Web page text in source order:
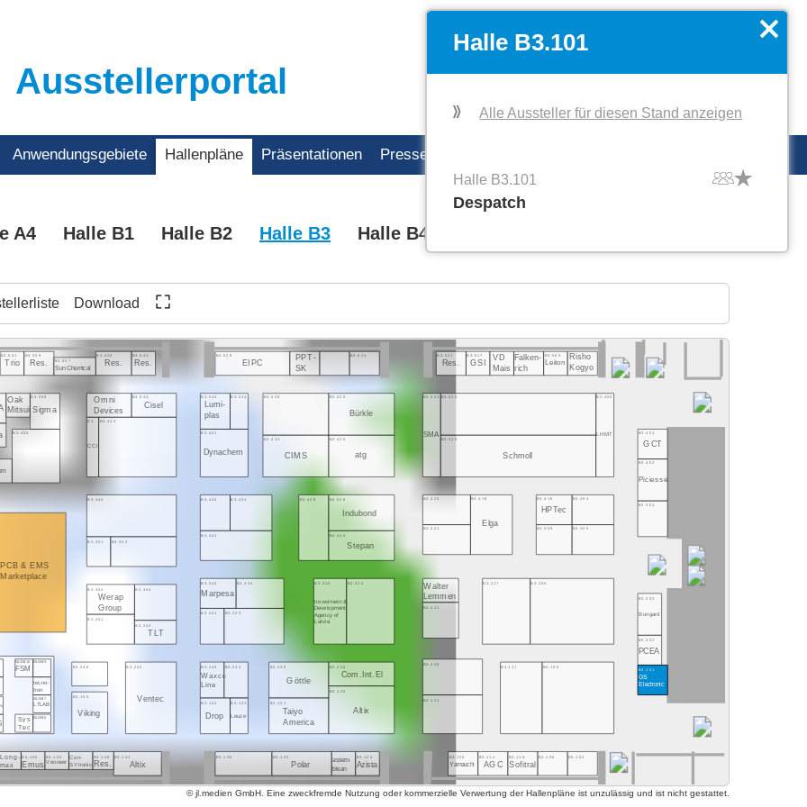
Ausstellerportal
Anwendungsgebiete Hallenpläne Präsentationen Presse
A4 Halle B1 Halle B2 Halle B3 Halle B4
Download
B3.142
Altix
B3.136 B3.132
Polar
assem-
blean
B3.124
Azista
B3.120
Yamauchi
B3.114
AGC
B3.110
Sofitral
B3.106 B3.102
Long-
max
B3.156
Emus
B3.150
Veoneer
Con-
SYtronic
B3.146
Res.
B3.155
Viking
B3.242
Ventec B3.141
Drop
B3.133
Leuze
B3.131
Taiyo
America
B3.135
Altix
B3.121
B3.117 B3.105
Sys
Tec
B3.250/6
B3.250/7
LTLAB
B3.240
Waxco
Line
B3.234 B3.230
Göttle
B3.101
GS
Electronic
B3.220
tecno-
tron
B3.246 B3.226
Com.Int.El
B3.250/10
FSM
B3.250/9
B3.202
PCEA
B3.251
B3.243
TLT
B3.241 B3.233
B3.228
Investment &
Development
Agency of
Latvia
B3.324 B3.217 B3.205
B3.221
B3.203
Bungard
PCB & EMS
Marketplace
B3.344
B3.350
Werap
Group
B3.340
Marpesa
B3.334 Walter
Lemmen
B3.351 B3.343
B3.341
B3.428
B3.424
Stepan
B3.321
B3.418
Elga B3.309 B3.305
B3.444
B3.301
B3.440 B3.434 B3.526
Indubond
B3.420 B3.416
HPTec
B3.404
B3.402
Piciesse
B3.455
B3..
CCI
B3.443
B3.441
Dynachem
B3.433
CIMS
B3.425
atg
B3.421
SMA
B3.415
Schmoll
B3.405
LHMT B3.401
GCT
B3.528 B3.520
Bürkle
B3.510
B3.556
Sigma
B3.540
Lumi-
plas
B3.534
Oak
Mitsui
Omni
Devices
B3.544
Cisel
B3.561
Trio
B3.559
Res. B3.557
Sun Chemical
B3.545
Res.
B3.543
Res.
B3.529
EIPC
PPT-
SK
B3.523 B3.521
Res.
B3.517
GSI
VD
Mais
Falken-
rich
B3.505
Leiton
Risho
Kogyo
Halle B3.101
Alle Aussteller für diesen Stand anzeigen
Halle B3.101
Despatch
© jl.medien GmbH. Eine zweckfremde Nutzung oder kommerzielle Verwertung der Hallenpläne ist unzulässig und ist nicht gestattet.